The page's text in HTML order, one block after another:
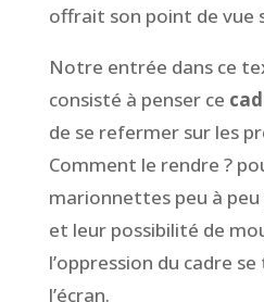
offrait son point de vue
Notre entrée dans ce
consisté à penser ce
de se refermer sur les
Comment le rendre ?
marionnettes peu à
et leur possibilité de
l’oppression du cadre
l’écran.